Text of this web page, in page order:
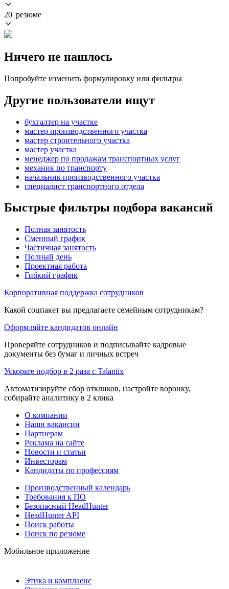
20 резюме
Ничего не нашлось
Попробуйте изменить формулировку или фильтры
Другие пользователи ищут
бухгалтер на участке
мастер производственного участка
мастер строительного участка
мастер участка
менеджер по продажам транспортных услуг
механик по транспорту
начальник производственного участка
специалист транспортного отдела
Быстрые фильтры подбора вакансий
Полная занятость
Сменный график
Частичная занятость
Полный день
Проектная работа
Гибкий график
Корпоративная поддержка сотрудников
Какой соцпакет вы предлагаете семейным сотрудникам?
Оформляйте кандидатов онлайн
Проверяйте сотрудников и подписывайте кадровые
документы без бумаг и личных встреч
Ускорьте подбор в 2 раза с Talantix
Автоматизируйте сбор откликов, настройте воронку,
собирайте аналитику в 2 клика
О компании
Наши вакансии
Партнерам
Реклама на сайте
Новости и статьи
Инвесторам
Кандидаты по профессиям
Производственный календарь
Требования к ПО
Безопасный HeadHunter
HeadHunter API
Поиск работы
Поиск по резюме
Мобильное приложение
Этика и комплаенс